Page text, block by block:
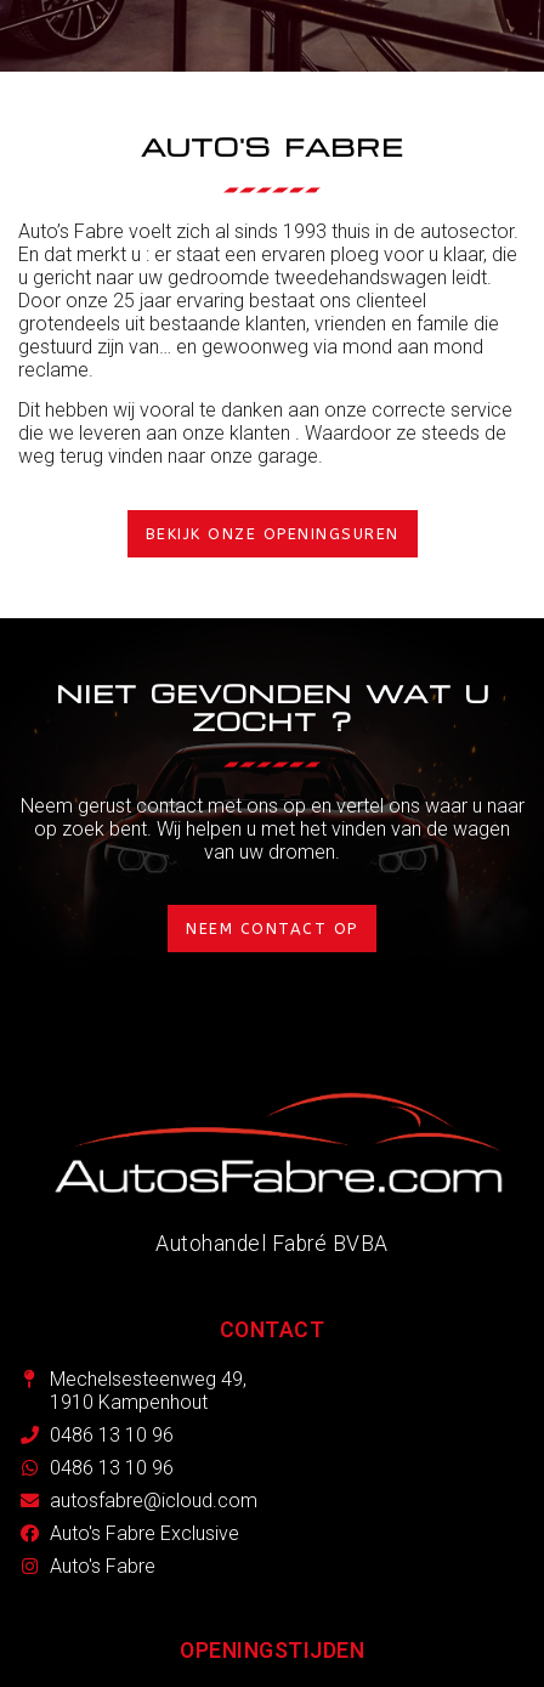
AUTO'S FABRE
Auto’s Fabre voelt zich al sinds 1993 thuis in de autosector.
En dat merkt u : er staat een ervaren ploeg voor u klaar, die
u gericht naar uw gedroomde tweedehandswagen leidt.
Door onze 25 jaar ervaring bestaat ons clienteel
grotendeels uit bestaande klanten, vrienden en famile die
gestuurd zijn van… en gewoonweg via mond aan mond
reclame.
Dit hebben wij vooral te danken aan onze correcte service
die we leveren aan onze klanten . Waardoor ze steeds de
weg terug vinden naar onze garage.
BEKIJK ONZE OPENINGSUREN
NIET GEVONDEN WAT U
ZOCHT ?
Neem gerust contact met ons op en vertel ons waar u naar
op zoek bent. Wij helpen u met het vinden van de wagen
van uw dromen.
NEEM CONTACT OP
Autohandel Fabré BVBA
CONTACT
Mechelsesteenweg 49,
1910 Kampenhout
0486 13 10 96
0486 13 10 96
autosfabre@icloud.com
Auto's Fabre Exclusive
Auto's Fabre
OPENINGSTIJDEN